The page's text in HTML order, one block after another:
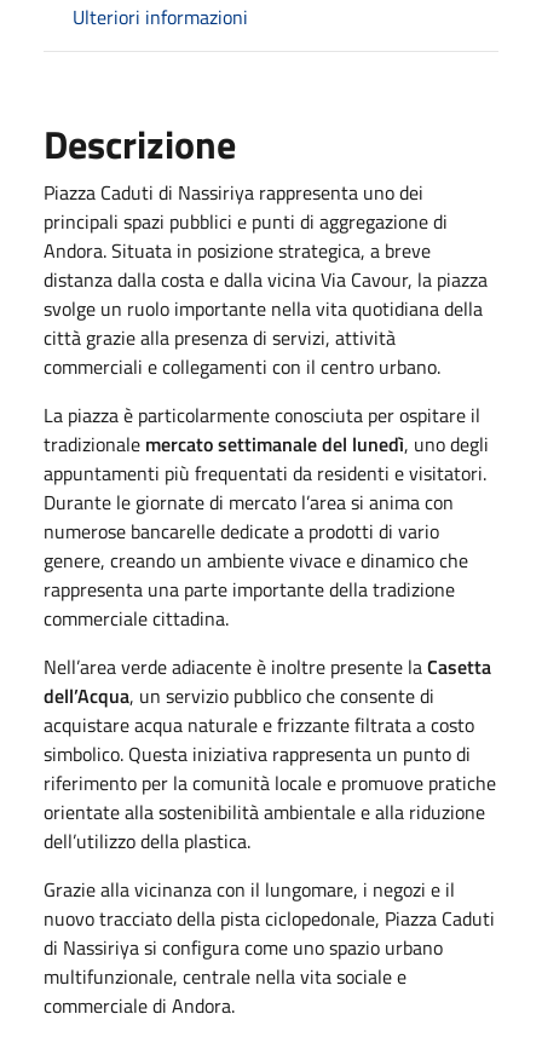
Ulteriori informazioni
Descrizione
Piazza Caduti di Nassiriya rappresenta uno dei
principali spazi pubblici e punti di aggregazione di
Andora. Situata in posizione strategica, a breve
distanza dalla costa e dalla vicina Via Cavour, la piazza
svolge un ruolo importante nella vita quotidiana della
città grazie alla presenza di servizi, attività
commerciali e collegamenti con il centro urbano.
La piazza è particolarmente conosciuta per ospitare il
tradizionale mercato settimanale del lunedì, uno degli
appuntamenti più frequentati da residenti e visitatori.
Durante le giornate di mercato l’area si anima con
numerose bancarelle dedicate a prodotti di vario
genere, creando un ambiente vivace e dinamico che
rappresenta una parte importante della tradizione
commerciale cittadina.
Nell’area verde adiacente è inoltre presente laCasetta
dell’Acqua, un servizio pubblico che consente di
acquistare acqua naturale e frizzante filtrata a costo
simbolico. Questa iniziativa rappresenta un punto di
riferimento per la comunità locale e promuove pratiche
orientate alla sostenibilità ambientale e alla riduzione
dell’utilizzo della plastica.
Grazie alla vicinanza con il lungomare, i negozi e il
nuovo tracciato della pista ciclopedonale, Piazza Caduti
di Nassiriya si configura come uno spazio urbano
multifunzionale, centrale nella vita sociale e
commerciale di Andora.